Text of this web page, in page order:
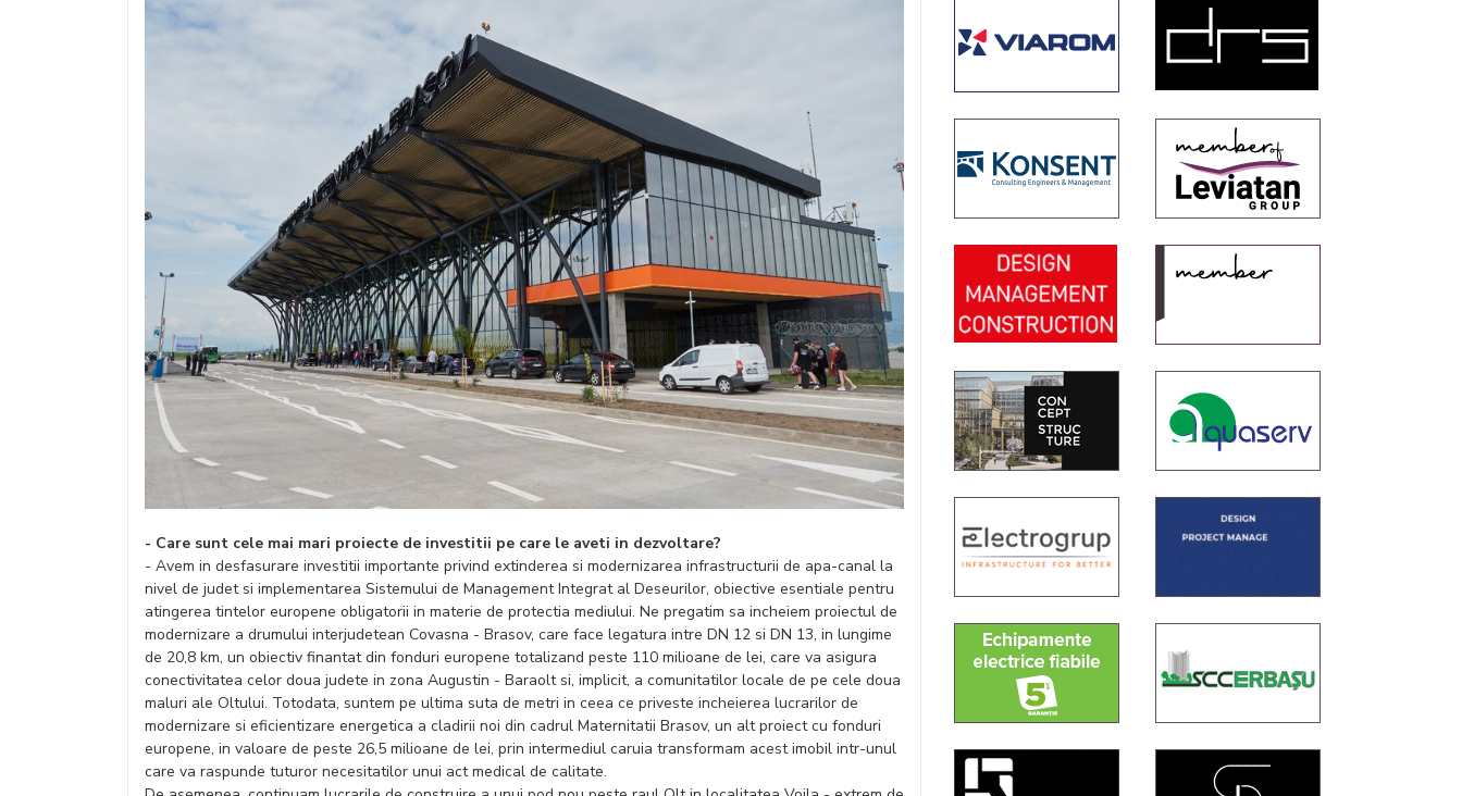
- Care sunt cele mai mari proiecte de investitii pe care le aveti in dezvoltare?
- Avem in desfasurare investitii importante privind extinderea si modernizarea infrastructurii de apa-canal la
nivel de judet si implementarea Sistemului de Management Integrat al Deseurilor, obiective esentiale pentru
atingerea tintelor europene obligatorii in materie de protectia mediului. Ne pregatim sa incheiem proiectul de
modernizare a drumului interjudetean Covasna - Brasov, care face legatura intre DN 12 si DN 13, in lungime
de 20,8 km, un obiectiv finantat din fonduri europene totalizand peste 110 milioane de lei, care va asigura
conectivitatea celor doua judete in zona Augustin - Baraolt si, implicit, a comunitatilor locale de pe cele doua
maluri ale Oltului. Totodata, suntem pe ultima suta de metri in ceea ce priveste incheierea lucrarilor de
modernizare si eficientizare energetica a cladirii noi din cadrul Maternitatii Brasov, un alt proiect cu fonduri
europene, in valoare de peste 26,5 milioane de lei, prin intermediul caruia transformam acest imobil intr-unul
care va raspunde tuturor necesitatilor unui act medical de calitate.